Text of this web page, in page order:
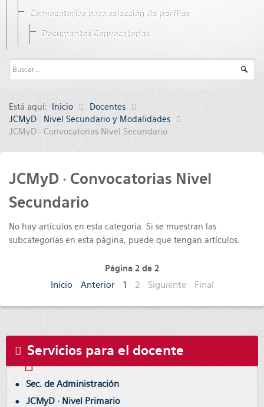
Convocatorias para selección de perfiles
Documentos Convocatorias
Está aquí: Inicio
Docentes
JCMyD · Nivel Secundario y Modalidades
JCMyD · Convocatorias Nivel Secundario
JCMyD · Convocatorias Nivel
Secundario
No hay artículos en esta categoría. Si se muestran las
subcategorías en esta página, puede que tengan artículos.
Página 2 de 2
Inicio Anterior 1 2 Siguiente Final
Servicios para el docente
Sec. de Administración
JCMyD · Nivel Primario